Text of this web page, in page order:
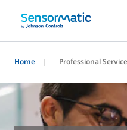
Home Professional